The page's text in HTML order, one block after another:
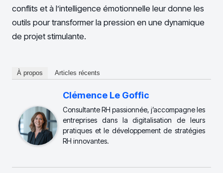
conflits et à l’intelligence émotionnelle leur donne les
outils pour transformer la pression en une dynamique
de projet stimulante.
À propos Articles récents
Clémence Le Goffic
Consultante RH passionnée, j’accompagne les
entreprises dans la digitalisation de leurs
pratiques et le développement de stratégies
RH innovantes.